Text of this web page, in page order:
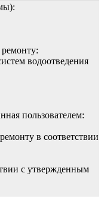
водоотведения
пользователем:
в соответствии
с утвержденным